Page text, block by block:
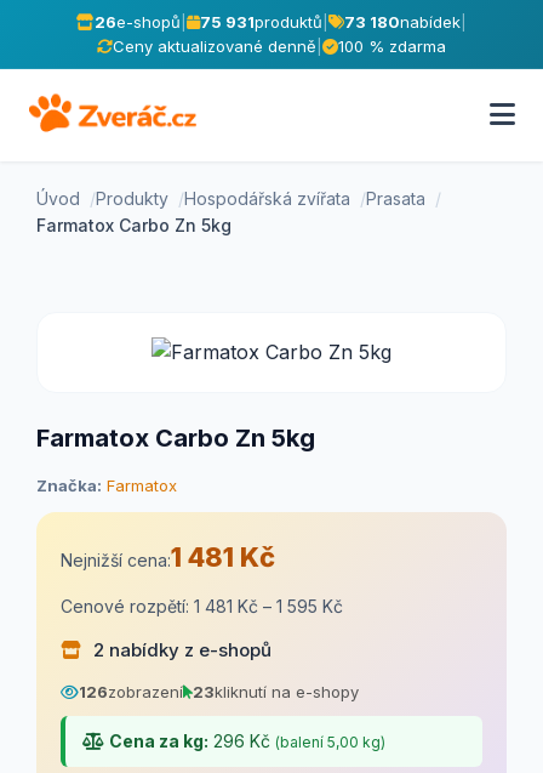
26e-shopů 75 931produktů 73 180nabídek
Ceny aktualizované denně
100 % zdarma
Úvod Produkty Hospodářská zvířata
Prasata
Farmatox Carbo Zn 5kg
Farmatox Carbo Zn 5kg
Značka: Farmatox
Nejnižší cena:1 481 Kč
Cenové rozpětí: 1 481 Kč – 1 595 Kč
2 nabídky z e-shopů
126zobrazení 23kliknutí na e-shopy
Cena za kg: 296 Kč (balení 5,00 kg)